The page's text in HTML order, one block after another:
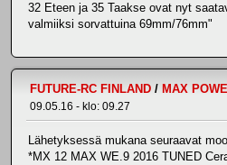
32 Eteen ja 35 Taakse ovat nyt
valmiiksi sorvattuina 69mm/76mm"
FUTURE-RC FINLAND / MAX
09.05.16 - klo: 09.27
Lähetyksessä mukana seuraavat
*MX 12 MAX WE.9 2016 TUNED